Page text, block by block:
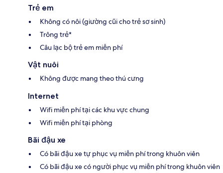
Trẻ em
Không có nôi (giường cũi cho trẻ sơ sinh)
Trông trẻ*
Câu lạc bộ trẻ em miễn phí
Vật nuôi
Không được mang theo thú cưng
Internet
Wifi miễn phí tại các khu vực chung
Wifi miễn phí tại phòng
Bãi đậu xe
Có bãi đậu xe tự phục vụ miễn phí trong khuôn viên
Có bãi đậu xe có người phục vụ miễn phí trong khuôn viên